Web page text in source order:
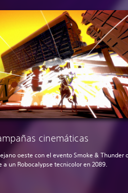
cinemáticas
oeste con el evento Smoke & Thunder
a un Robocalypse tecnicolor en 2089.